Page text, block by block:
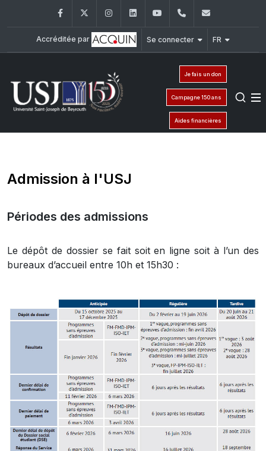
FacebookTwitter InstagramLinkedInYouTube+961 (1) 421 000
Accréditée par Se connecter FR
Je fais un don
Campagne 150 ans
Aides financières
Admission à l'USJ
Périodes des admissions
Le dépôt de dossier se fait soit en ligne soit à l’un des
bureaux d’accueil entre 10h et 15h30 :